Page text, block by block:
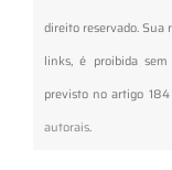
direito reservado. Sua
links, é proibida
previsto no artigo 184
autorais.